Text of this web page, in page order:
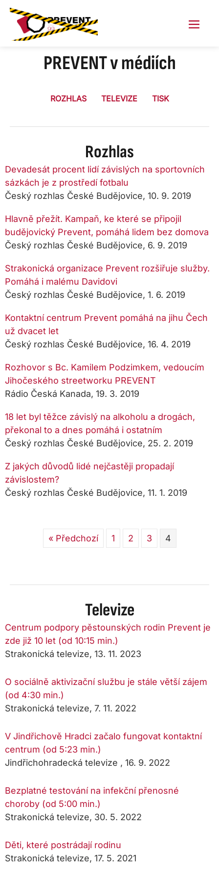
Skip
content
PREVENT v médiích
ROZHLAS TELEVIZE TISK
Rozhlas
Devadesát procent lidí závislých na sportovních
sázkách je z prostředí fotbalu
Český rozhlas České Budějovice, 10. 9. 2019
Hlavně přežít. Kampaň, ke které se připojil
budějovický Prevent, pomáhá lidem bez domova
Český rozhlas České Budějovice, 6. 9. 2019
Strakonická organizace Prevent rozšiřuje služby.
Pomáhá i malému Davidovi
Český rozhlas České Budějovice, 1. 6. 2019
Kontaktní centrum Prevent pomáhá na jihu Čech
už dvacet let
Český rozhlas České Budějovice, 16. 4. 2019
Rozhovor s Bc. Kamilem Podzimkem, vedoucím
Jihočeského streetworku PREVENT
Rádio Česká Kanada, 19. 3. 2019
18 let byl těžce závislý na alkoholu a drogách,
překonal to a dnes pomáhá i ostatním
Český rozhlas České Budějovice, 25. 2. 2019
Z jakých důvodů lidé nejčastěji propadají
závislostem?
Český rozhlas České Budějovice, 11. 1. 2019
« Předchozí 1 2 3 4
Televize
Centrum podpory pěstounských rodin Prevent je
zde již 10 let (od 10:15 min.)
Strakonická televize, 13. 11. 2023
O sociálně aktivizační službu je stále větší zájem
(od 4:30 min.)
Strakonická televize, 7. 11. 2022
V Jindřichově Hradci začalo fungovat kontaktní
centrum (od 5:23 min.)
Jindřichohradecká televize , 16. 9. 2022
Bezplatné testování na infekční přenosné
choroby (od 5:00 min.)
Strakonická televize, 30. 5. 2022
Děti, které postrádají rodinu
Strakonická televize, 17. 5. 2021